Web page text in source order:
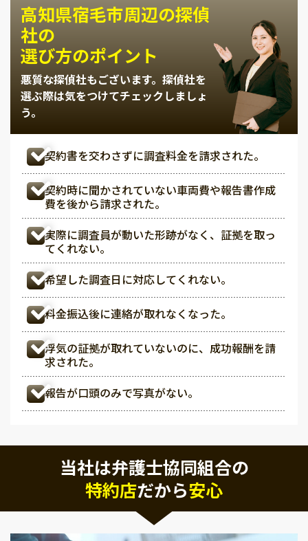
高知県宿毛市周辺の探偵
社の
選び方のポイント
悪質な探偵社もございます。 探偵社を
選ぶ際は気をつけてチェックしましょ
う。
契約書を交わさずに調査料金を請求された。
契約時に聞かされていない車両費や報告書作成
費を後から請求された。
実際に調査員が動いた形跡がなく、証拠を取っ
てくれない。
希望した調査日に対応してくれない。
料金振込後に連絡が取れなくなった。
浮気の証拠が取れていないのに、成功報酬を請
求された。
報告が口頭のみで写真がない。
当社は弁護士協同組合の
特約店だから安心